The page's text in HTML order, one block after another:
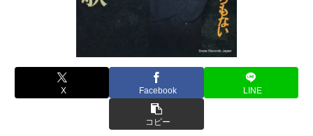
X Facebook LINE
コピー